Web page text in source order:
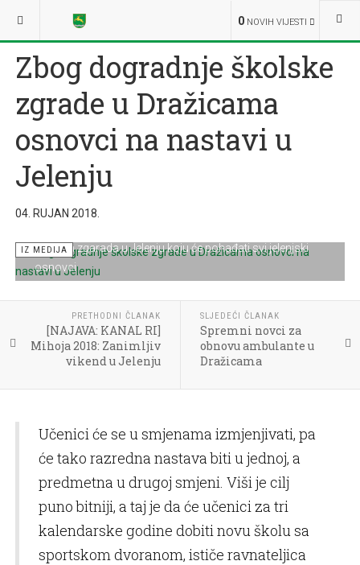
0 NOVIH VIJESTI
NALAZITE SE OVDJE:
Zbog dogradnje školske
zgrade u Dražicama
osnovci na nastavi u
Jelenju
04. RUJAN 2018.
Školska zgarada u Jelenju koju će pohađati svi jelenjski
osnovci
IZ MEDIJA
PRETHODNI ČLANAK
[NAJAVA: KANAL RI]
Mihoja 2018: Zanimljiv
vikend u Jelenju
SLJEDEĆI ČLANAK
Spremni novci za
obnovu ambulante u
Dražicama
Učenici će se u smjenama izmjenjivati, pa
će tako razredna nastava biti u jednoj, a
predmetna u drugoj smjeni. Viši je cilj
puno bitniji, a taj je da će učenici za tri
kalendarske godine dobiti novu školu sa
sportskom dvoranom, ističe ravnateljica